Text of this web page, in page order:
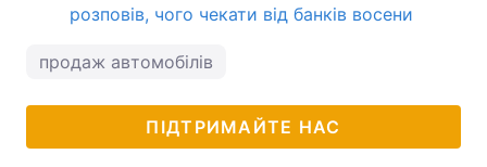
розповів, чого чекати від банків восени
продаж автомобілів
ПІДТРИМАЙТЕ НАС